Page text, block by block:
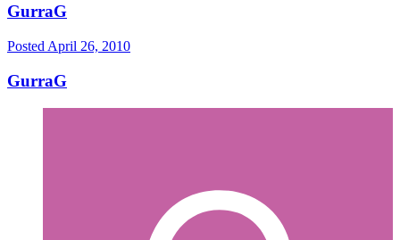
GurraG
Posted April 26, 2010
GurraG